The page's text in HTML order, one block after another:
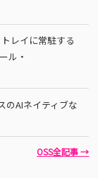
レイに常駐する
ル・
のAIネイティブな
OSS全記事 →